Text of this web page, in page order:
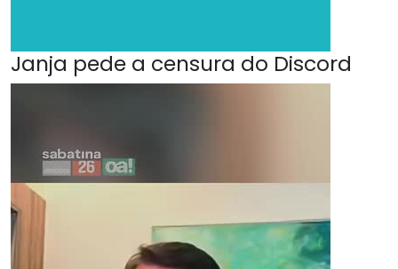
Janja pede a censura do Discord